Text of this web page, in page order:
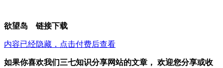
欲望岛 链接下载
内容已经隐藏，点击付费后查看
如果你喜欢我们三七知识分享网站的文章， 欢迎您分享或收